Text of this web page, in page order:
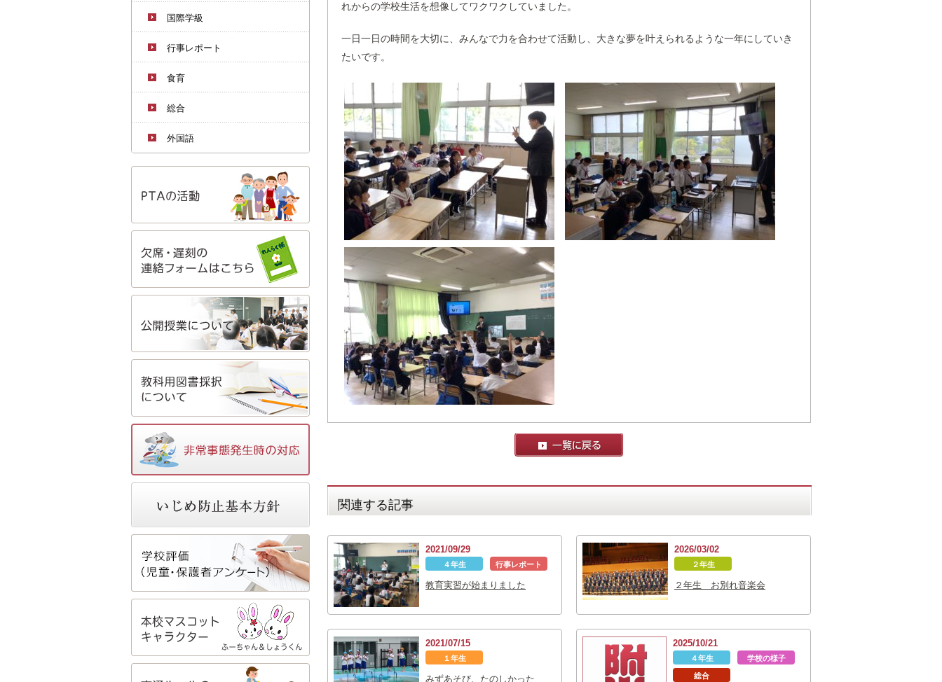
国際学級
行事レポート
食育
総合
外国語
れからの学校生活を想像してワクワクしていました。
一日一日の時間を大切に、みんなで力を合わせて活動し、大きな夢を叶えられるような一年にしていき
たいです。
関連する記事
2021/09/29
４年生 行事レポート
教育実習が始まりました
2026/03/02
２年生
２年生 お別れ音楽会
2021/07/15
１年生
みずあそび、たのしかった
2025/10/21
４年生 学校の様子
総合